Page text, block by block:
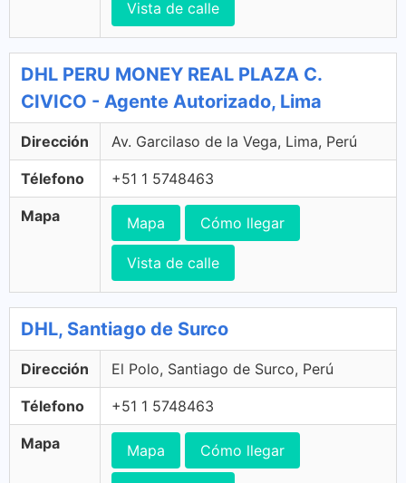
Vista de calle
DHL PERU MONEY REAL PLAZA C.
CIVICO - Agente Autorizado, Lima
Dirección Av. Garcilaso de la Vega, Lima, Perú
Télefono +51 1 5748463
Mapa Mapa Cómo llegar
Vista de calle
DHL, Santiago de Surco
Dirección El Polo, Santiago de Surco, Perú
Télefono +51 1 5748463
Mapa Mapa Cómo llegar